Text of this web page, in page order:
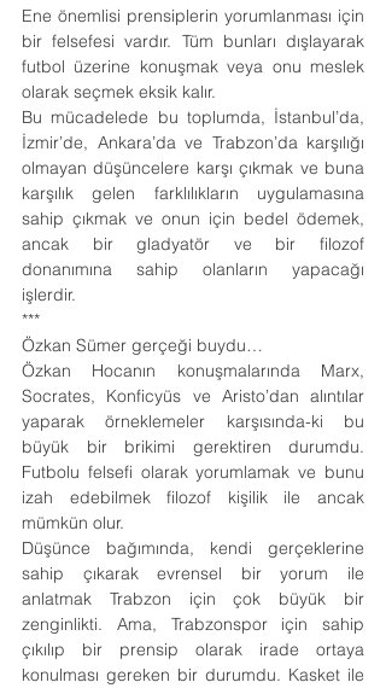
Ene önemlisi prensiplerin yorumlanması için
bir felsefesi vardır. Tüm bunları dışlayarak
futbol üzerine konuşmak veya onu meslek
olarak seçmek eksik kalır.
Bu mücadelede bu toplumda, İstanbul’da,
İzmir’de, Ankara’da ve Trabzon’da karşılığı
olmayan düşüncelere karşı çıkmak ve buna
karşılık gelen farklılıkların uygulamasına
sahip çıkmak ve onun için bedel ödemek,
ancak bir gladyatör ve bir filozof
donanımına sahip olanların yapacağı
işlerdir.
***
Özkan Sümer gerçeği buydu…
Özkan Hocanın konuşmalarında Marx,
Socrates, Konficyüs ve Aristo’dan alıntılar
yaparak örneklemeler karşısında-ki bu
büyük bir brikimi gerektiren durumdu.
Futbolu felsefi olarak yorumlamak ve bunu
izah edebilmek filozof kişilik ile ancak
mümkün olur.
Düşünce bağımında, kendi gerçeklerine
sahip çıkarak evrensel bir yorum ile
anlatmak Trabzon için çok büyük bir
zenginlikti. Ama, Trabzonspor için sahip
çıkılıp bir prensip olarak irade ortaya
konulması gereken bir durumdu. Kasket ile